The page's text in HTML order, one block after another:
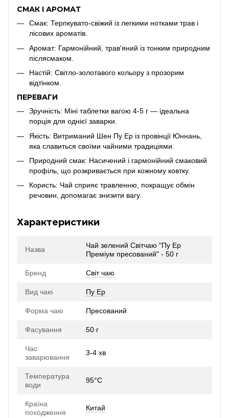
СМАК І АРОМАТ
Смак: Терпкувато-свіжий із легкими нотками трав і
лісових ароматів.
Аромат: Гармонійний, трав'яний із тонким природним
післясмаком.
Настій: Світло-золотавого кольору з прозорим
відтінком.
ПЕРЕВАГИ
Зручність: Міні таблетки вагою 4-5 г — ідеальна
порція для однієї заварки.
Якість: Витриманий Шен Пу Ер із провінції Юннань,
яка славиться своїми чайними традиціями.
Природний смак: Насичений і гармонійний смаковий
профіль, що розкривається при кожному ковтку.
Користь: Чай сприяє травленню, покращує обмін
речовин, допомагає знизити вагу.
Характеристики
Назва
Чай зелений Світчаю "Пу Ер
Преміум пресований" - 50 г
Бренд Світ чаю
Вид чаю Пу Ер
Форма чаю Пресований
Фасування 50 г
Час
заварювання
3-4 хв
Температура
води
95°С
Країна
походження
Китай